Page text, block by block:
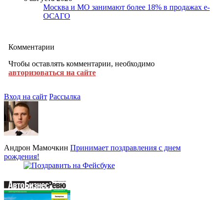
Москва и МО занимают более 18% в продажах е-
ОСАГО
Комментарии
Чтобы оставлять комментарии, необходимо
авторизоваться на сайте
Вход на сайт Рассылка
Андрон Мамочкин Принимает поздравления с днем
рождения!